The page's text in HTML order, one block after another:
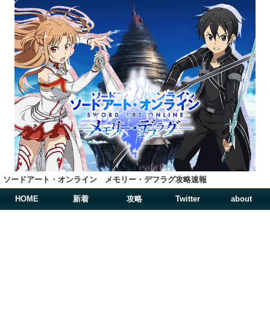
ソードアート・オンライン メモリー・デフラグ攻略速報
HOME 新着 攻略 Twitter about